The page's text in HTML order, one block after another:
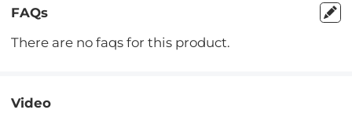
FAQs
There are no faqs for this product.
Video